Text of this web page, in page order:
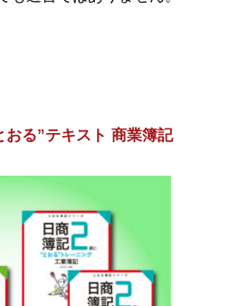
おる”テキスト 商業簿記